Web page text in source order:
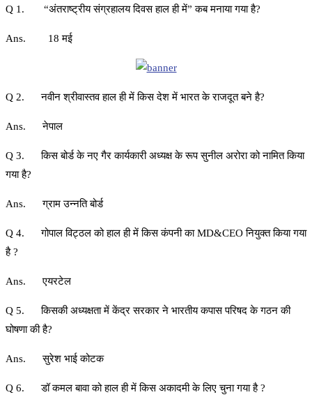
Q 1. “अंतराष्ट्रीय संग्रहालय दिवस हाल ही में” कब मनाया गया है?
Ans. 18 मई
Q 2. नवीन श्रीवास्तव हाल ही में किस देश में भारत के राजदूत बने है?
Ans. नेपाल
Q 3. किस बोर्ड के नए गैर कार्यकारी अध्यक्ष के रूप सुनील अरोरा को नामित किया
गया है?
Ans. ग्राम उन्नति बोर्ड
Q 4. गोपाल विट्ठल को हाल ही में किस कंपनी का MD&CEO नियुक्त किया गया
है ?
Ans. एयरटेल
Q 5. किसकी अध्यक्षता में केंद्र सरकार ने भारतीय कपास परिषद के गठन की
घोषणा की है?
Ans. सुरेश भाई कोटक
Q 6. डॉ कमल बावा को हाल ही में किस अकादमी के लिए चुना गया है ?